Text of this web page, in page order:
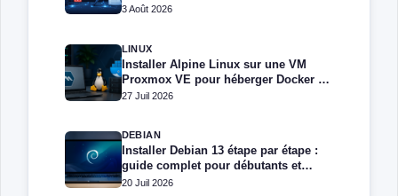
3 Août 2026
LINUX
Installer Alpine Linux sur une VM
Proxmox VE pour héberger Docker et
Docker Compose
27 Juil 2026
DEBIAN
Installer Debian 13 étape par étape :
guide complet pour débutants et
administrateurs
20 Juil 2026